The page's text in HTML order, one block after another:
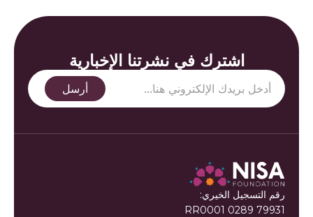
اشترك في نشرتنا الإخبارية
رقم التسجيل الخيري:
79931 0289 RR0001